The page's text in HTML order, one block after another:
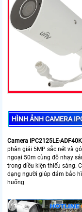
HÌNH ẢNH CAMERA
Camera IPC2125LE-
phân giải 5MP sắc nét và
ngoại 50m cùng độ nhạy
trong điều kiện thiếu sáng.
dạng người giúp đảm bảo
huống.